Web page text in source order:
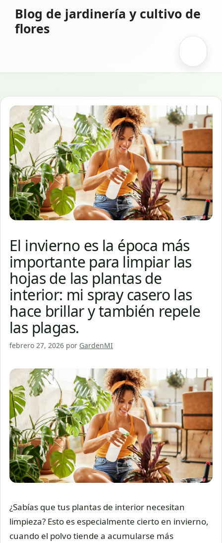
contenido
Blog de jardinería y cultivo de
flores
El invierno es la época más
importante para limpiar las
hojas de las plantas de
interior: mi spray casero las
hace brillar y también repele
las plagas.
febrero 27, 2026 por GardenMI
¿Sabías que tus plantas de interior necesitan
limpieza? Esto es especialmente cierto en invierno,
cuando el polvo tiende a acumularse más